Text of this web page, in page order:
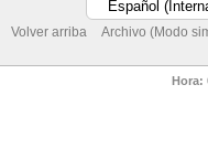
Volver arriba
Archivo (Modo
Hora: